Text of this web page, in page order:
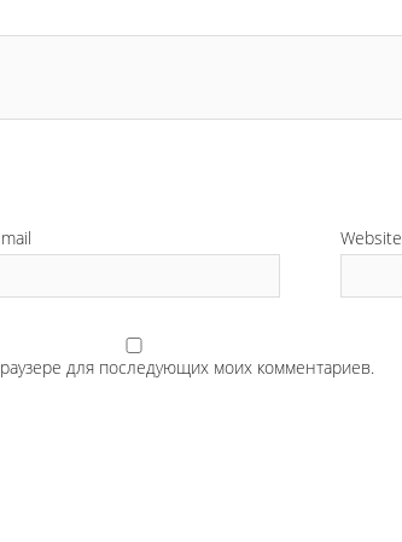
Website
для последующих моих комментариев.